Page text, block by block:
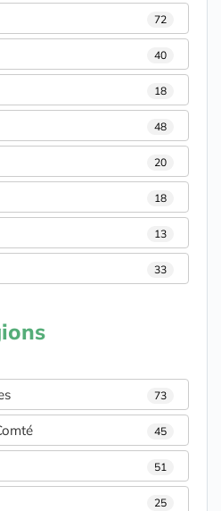
72
40
18
48
20
18
13
33
73
45
51
25